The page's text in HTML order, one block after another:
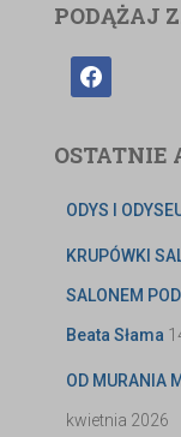
PODĄŻAJ
OSTATNIE
ODYS I
KRUPÓWKI
SALONEM
Beata Słama
OD MURANIA
kwietnia 2026